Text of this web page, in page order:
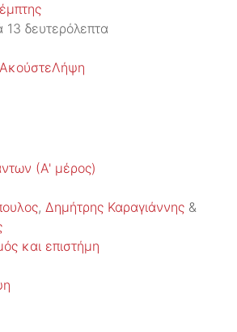
13 δευτερόλεπτα
ΑκούστεΛήψη
(Α' μέρος)
, Δημήτρης Καραγιάννης &
και επιστήμη